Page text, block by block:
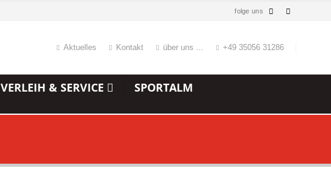
folge uns
Aktuelles Kontakt über uns ... +49 35056 31286
VERLEIH & SERVICE SPORTALM